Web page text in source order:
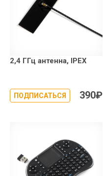
2,4 ГГц антенна, IPEX
ПОДПИСАТЬСЯ 390₽